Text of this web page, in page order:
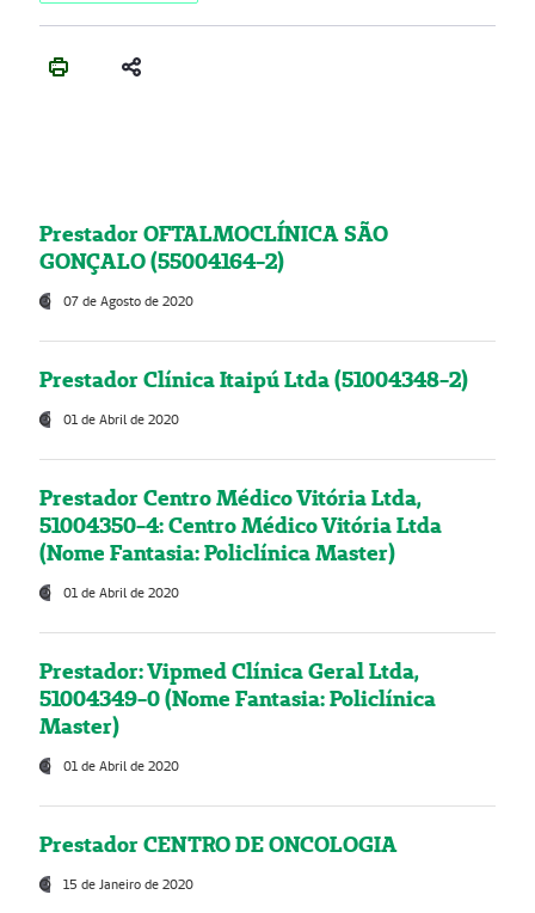
Prestador OFTALMOCLÍNICA SÃO
GONÇALO (55004164-2)
07 de Agosto de 2020
Prestador Clínica Itaipú Ltda (51004348-2)
01 de Abril de 2020
Prestador Centro Médico Vitória Ltda,
51004350-4: Centro Médico Vitória Ltda
(Nome Fantasia: Policlínica Master)
01 de Abril de 2020
Prestador: Vipmed Clínica Geral Ltda,
51004349-0 (Nome Fantasia: Policlínica
Master)
01 de Abril de 2020
Prestador CENTRO DE ONCOLOGIA
15 de Janeiro de 2020